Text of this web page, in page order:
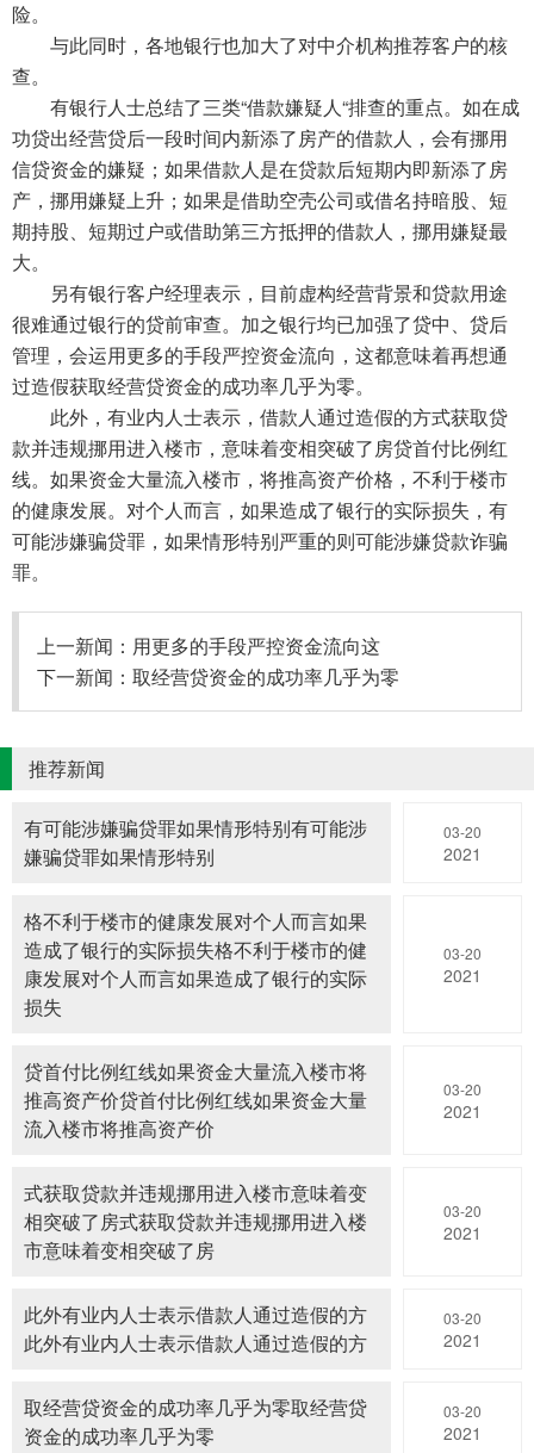
险。
与此同时，各地银行也加大了对中介机构推荐客户的核
查。
有银行人士总结了三类“借款嫌疑人“排查的重点。如在成
功贷出经营贷后一段时间内新添了房产的借款人，会有挪用
信贷资金的嫌疑；如果借款人是在贷款后短期内即新添了房
产，挪用嫌疑上升；如果是借助空壳公司或借名持暗股、短
期持股、短期过户或借助第三方抵押的借款人，挪用嫌疑最
大。
另有银行客户经理表示，目前虚构经营背景和贷款用途
很难通过银行的贷前审查。加之银行均已加强了贷中、贷后
管理，会运用更多的手段严控资金流向，这都意味着再想通
过造假获取经营贷资金的成功率几乎为零。
此外，有业内人士表示，借款人通过造假的方式获取贷
款并违规挪用进入楼市，意味着变相突破了房贷首付比例红
线。如果资金大量流入楼市，将推高资产价格，不利于楼市
的健康发展。对个人而言，如果造成了银行的实际损失，有
可能涉嫌骗贷罪，如果情形特别严重的则可能涉嫌贷款诈骗
罪。
上一新闻： 用更多的手段严控资金流向这
下一新闻： 取经营贷资金的成功率几乎为零
推荐新闻
有可能涉嫌骗贷罪如果情形特别有可能涉
嫌骗贷罪如果情形特别
03-20
2021
格不利于楼市的健康发展对个人而言如果
造成了银行的实际损失格不利于楼市的健
康发展对个人而言如果造成了银行的实际
损失
03-20
2021
贷首付比例红线如果资金大量流入楼市将
推高资产价贷首付比例红线如果资金大量
流入楼市将推高资产价
03-20
2021
式获取贷款并违规挪用进入楼市意味着变
相突破了房式获取贷款并违规挪用进入楼
市意味着变相突破了房
03-20
2021
此外有业内人士表示借款人通过造假的方
此外有业内人士表示借款人通过造假的方
03-20
2021
取经营贷资金的成功率几乎为零取经营贷
资金的成功率几乎为零
03-20
2021